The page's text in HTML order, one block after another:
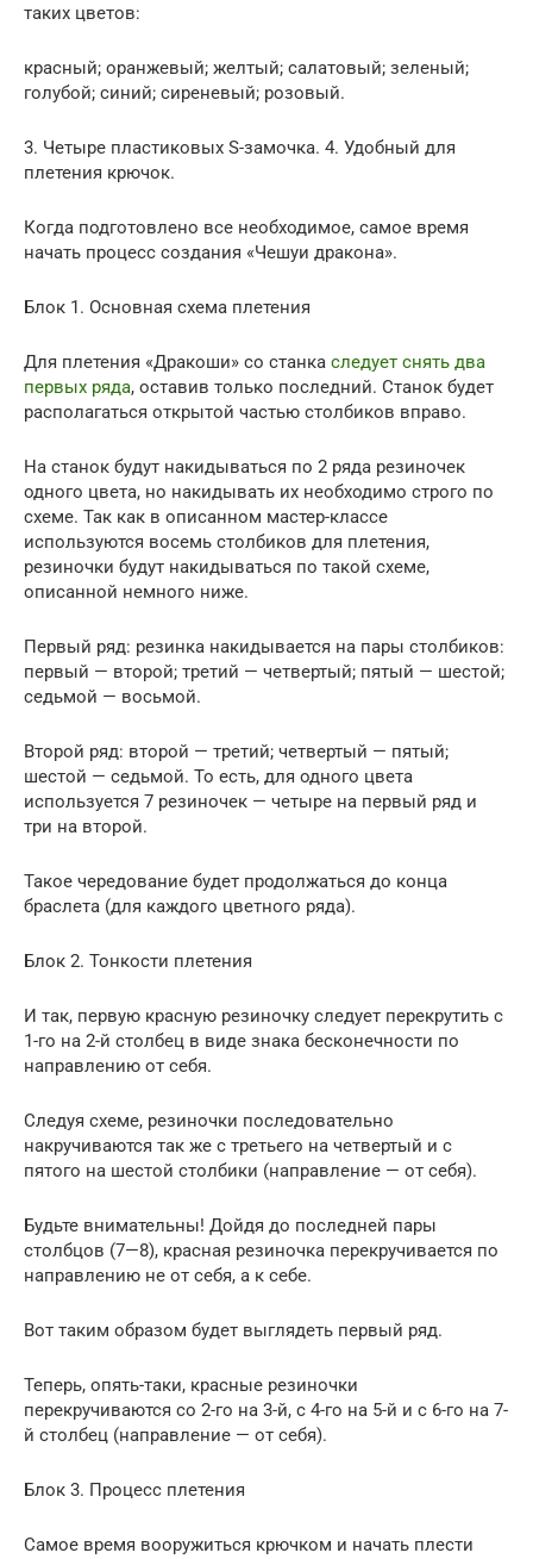
таких цветов:
красный; оранжевый; желтый; салатовый; зеленый;
голубой; синий; сиреневый; розовый.
3. Четыре пластиковых S-замочка. 4. Удобный для
плетения крючок.
Когда подготовлено все необходимое, самое время
начать процесс создания «Чешуи дракона».
Блок 1. Основная схема плетения
Для плетения «Дракоши» со станка следует снять два
первых ряда, оставив только последний. Станок будет
располагаться открытой частью столбиков вправо.
На станок будут накидываться по 2 ряда резиночек
одного цвета, но накидывать их необходимо строго по
схеме. Так как в описанном мастер-классе
используются восемь столбиков для плетения,
резиночки будут накидываться по такой схеме,
описанной немного ниже.
Первый ряд: резинка накидывается на пары столбиков:
первый — второй; третий — четвертый; пятый — шестой;
седьмой — восьмой.
Второй ряд: второй — третий; четвертый — пятый;
шестой — седьмой. То есть, для одного цвета
используется 7 резиночек — четыре на первый ряд и
три на второй.
Такое чередование будет продолжаться до конца
браслета (для каждого цветного ряда).
Блок 2. Тонкости плетения
И так, первую красную резиночку следует перекрутить с
1-го на 2-й столбец в виде знака бесконечности по
направлению от себя.
Следуя схеме, резиночки последовательно
накручиваются так же с третьего на четвертый и с
пятого на шестой столбики (направление — от себя).
Будьте внимательны! Дойдя до последней пары
столбцов (7—8), красная резиночка перекручивается по
направлению не от себя, а к себе.
Вот таким образом будет выглядеть первый ряд.
Теперь, опять-таки, красные резиночки
перекручиваются со 2-го на 3-й, с 4-го на 5-й и с 6-го на 7-
й столбец (направление — от себя).
Блок 3. Процесс плетения
Самое время вооружиться крючком и начать плести